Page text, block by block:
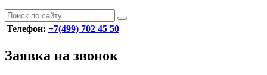
Телефон: +7(499) 702 45 50
Заявка на звонок